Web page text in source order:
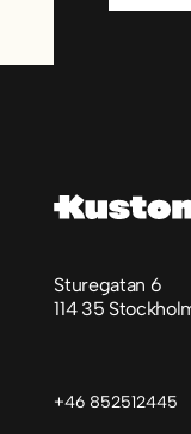
Sturegatan 6
114 35
+46 852512445